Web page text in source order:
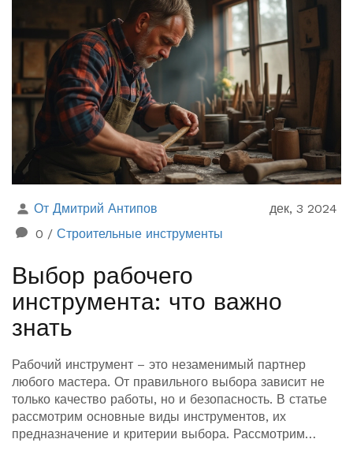
От Дмитрий Антипов
дек, 3 2024
0 / Строительные инструменты
Выбор рабочего
инструмента: что важно
знать
Рабочий инструмент – это незаменимый партнер
любого мастера. От правильного выбора зависит не
только качество работы, но и безопасность. В статье
рассмотрим основные виды инструментов, их
предназначение и критерии выбора. Рассмотрим